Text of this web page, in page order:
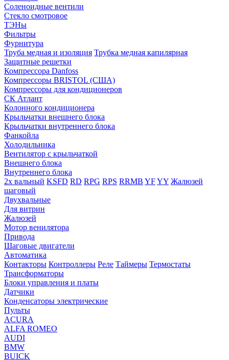
Соленоидные вентили
Стекло смотровое
ТЭНы
Фильтры
Фурнитура
Труба медная и изоляция Трубка медная капилярная
Защитные решетки
Компрессора Danfoss
Компрессоры BRISTOL (США)
Компрессоры для кондиционеров
СК Атлант
Колонного кондиционера
Крыльчатки внешнего блока
Крыльчатки внутреннего блока
Фанкойла
Холодильника
Вентилятор с крыльчаткой
Внешнего блока
Внутреннего блока
2х вальный KSFD RD RPG RPS RRMB YFYY Жалюзей
шаговый
Двухвальные
Для витрин
Жалюзей
Мотор венилятора
Привода
Шаговые двигатели
Автоматика
Контакторы Контроллеры Реле Таймеры Термостаты
Трансформаторы
Блоки управления и платы
Датчики
Конденсаторы электрические
Пульты
ACURA
ALFA ROMEO
AUDI
BMW
BUICK